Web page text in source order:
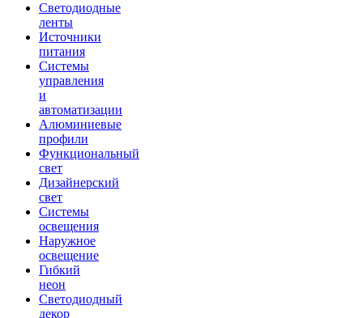
Светодиодные
ленты
Источники
питания
Системы
управления
и
автоматизации
Алюминиевые
профили
Функциональный
свет
Дизайнерский
свет
Системы
освещения
Наружное
освещение
Гибкий
неон
Светодиодный
декор